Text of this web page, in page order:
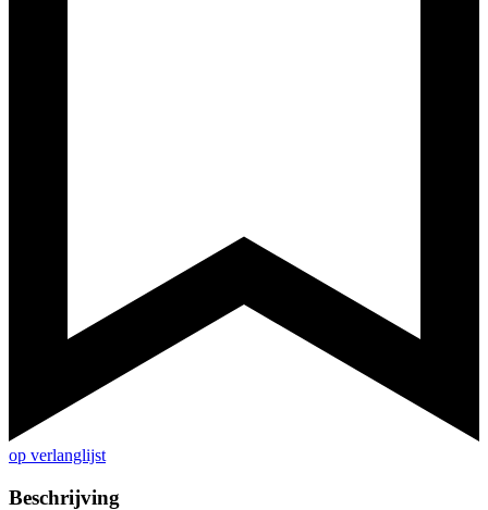
op verlanglijst
Beschrijving